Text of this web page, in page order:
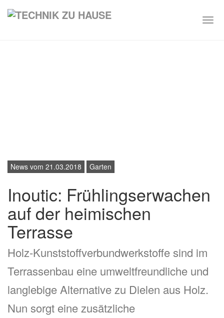
News vom 21.03.2018 Garten
Inoutic: Frühlingserwachen
auf der heimischen
Terrasse
Holz-Kunststoffverbundwerkstoffe sind im
Terrassenbau eine umweltfreundliche und
langlebige Alternative zu Dielen aus Holz.
Nun sorgt eine zusätzliche